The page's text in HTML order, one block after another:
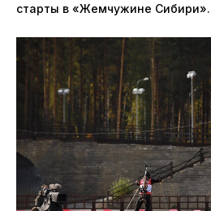
старты в «Жемчужине Сибири».